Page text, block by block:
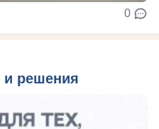
0
и решения